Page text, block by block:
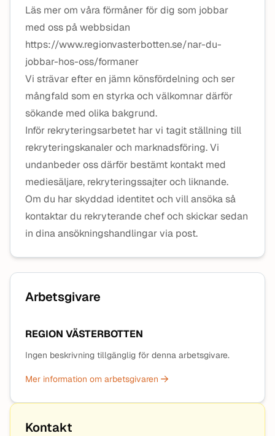
Läs mer om våra förmåner för dig som jobbar
med oss på webbsidan
https://www.regionvasterbotten.se/nar-du-
jobbar-hos-oss/formaner
Vi strävar efter en jämn könsfördelning och ser
mångfald som en styrka och välkomnar därför
sökande med olika bakgrund.
Inför rekryteringsarbetet har vi tagit ställning till
rekryteringskanaler och marknadsföring. Vi
undanbeder oss därför bestämt kontakt med
mediesäljare, rekryteringssajter och liknande.
Om du har skyddad identitet och vill ansöka så
kontaktar du rekryterande chef och skickar sedan
in dina ansökningshandlingar via post.
Arbetsgivare
REGION VÄSTERBOTTEN
Ingen beskrivning tillgänglig för denna arbetsgivare.
Mer information om arbetsgivaren
Kontakt